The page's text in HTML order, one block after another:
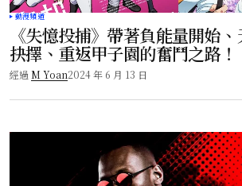
動漫頻道
《失憶投捕》帶著負能量開始
抉擇、重返甲子園的奮鬥之路！
經過 M Yoan2024 年 6 月 13 日